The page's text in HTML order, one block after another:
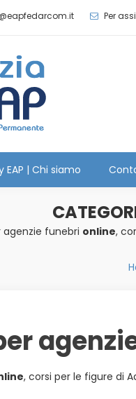
Per
EAP | Chi siamo
agenzie funebri online,
, corsi per le figure di